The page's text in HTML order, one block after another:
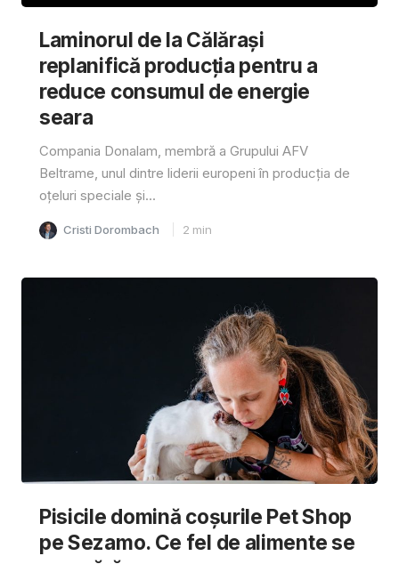
Laminorul de la Călărași
replanifică producția pentru a
reduce consumul de energie
seara
Compania Donalam, membră a Grupului AFV
Beltrame, unul dintre liderii europeni în producția de
oțeluri speciale și...
Cristi Dorombach 2 min
Pisicile domină coșurile Pet Shop
pe Sezamo. Ce fel de alimente se